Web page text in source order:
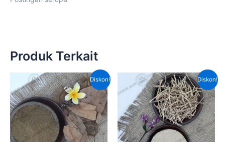
Produk Terkait
Diskon!
Harga
aslinya
adalah:
Rp50,000.00.
Harga
saat
ini
adalah:
Rp45,000.00.
Diskon!
Harga
aslinya
adalah:
Rp140,000.00.
Harga
saat
ini